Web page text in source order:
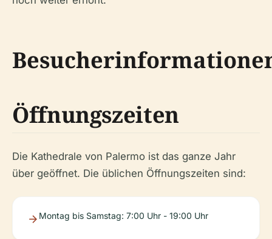
Öffnungszeiten
Die Kathedrale von Palermo ist das ganze Jahr
über geöffnet. Die üblichen Öffnungszeiten sind:
Montag bis Samstag: 7:00 Uhr - 19:00 Uhr